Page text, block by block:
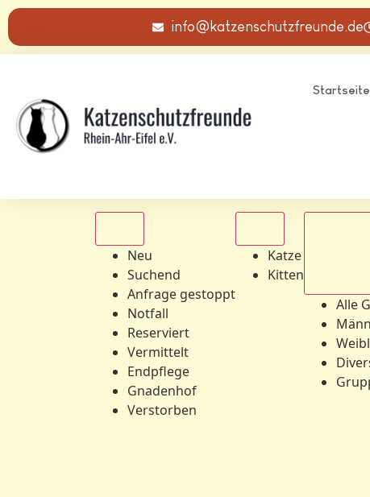
info@katzenschutzfreunde.de
Startseite
Neu
Suchend
Anfrage gestoppt
Notfall
Reserviert
Vermittelt
Endpflege
Gnadenhof
Verstorben
Katze
Kitten
Alle